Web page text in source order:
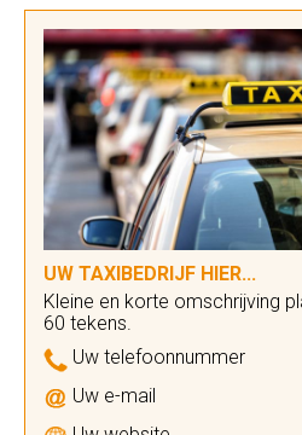
UW TAXIBEDRIJF HIER...
Kleine en korte omschrijving
60 tekens.
Uw telefoonnummer
Uw e-mail